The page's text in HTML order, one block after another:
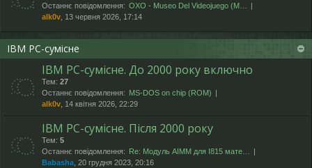
Останнє повідомлення: OXO - Museo Del Videojuego (М…
alk0v , 13 червня 2026, 17:14
IBM PC-сумісне
IBM PC-сумісне. До 2000 року включно
Тем: 27
Останнє повідомлення: MS-DOS on chip (ROM)
alk0v , 14 квітня 2026, 22:29
IBM PC-сумісне. Після 2000 року
Тем: 5
Останнє повідомлення:
Re: Модуль AIMM для I815 мате…
Babasha , 20 грудня 2023, 20:16